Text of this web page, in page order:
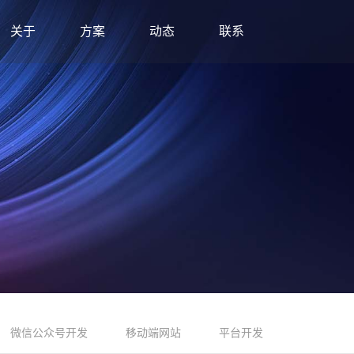
关于 方案 动态 联系
微信公众号开发 移动端网站 平台开发